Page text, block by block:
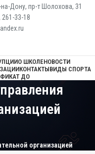
Дону, пр-т Шолохова, 31
33-18
О ШКОЛЕНОВОСТИ
КОНТАКТЫВИДЫ СПОРТА
ДО
организацией